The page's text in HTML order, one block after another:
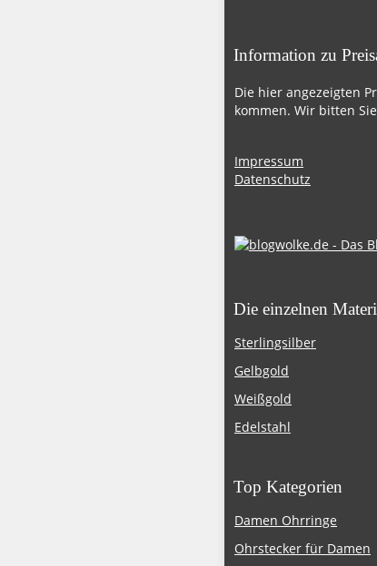
Information zu
Die hier angezeigten
kommen. Wir bitten
Impressum
Datenschutz
Die einzelnen
Sterlingsilber
Gelbgold
Weißgold
Edelstahl
Top Kategorien
Damen Ohrringe
Ohrstecker für Damen